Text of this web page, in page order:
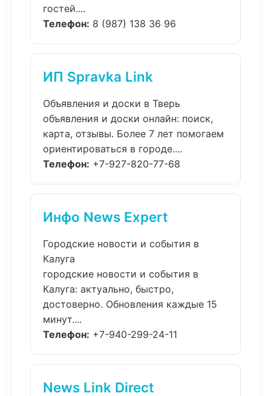
гостей....
Телефон: 8 (987) 138 36 96
ИП Spravka Link
Объявления и доски в Тверь
объявления и доски онлайн: поиск,
карта, отзывы. Более 7 лет помогаем
ориентироваться в городе....
Телефон: +7-927-820-77-68
Инфо News Expert
Городские новости и события в
Калуга
городские новости и события в
Калуга: актуально, быстро,
достоверно. Обновления каждые 15
минут....
Телефон: +7-940-299-24-11
News Link Direct